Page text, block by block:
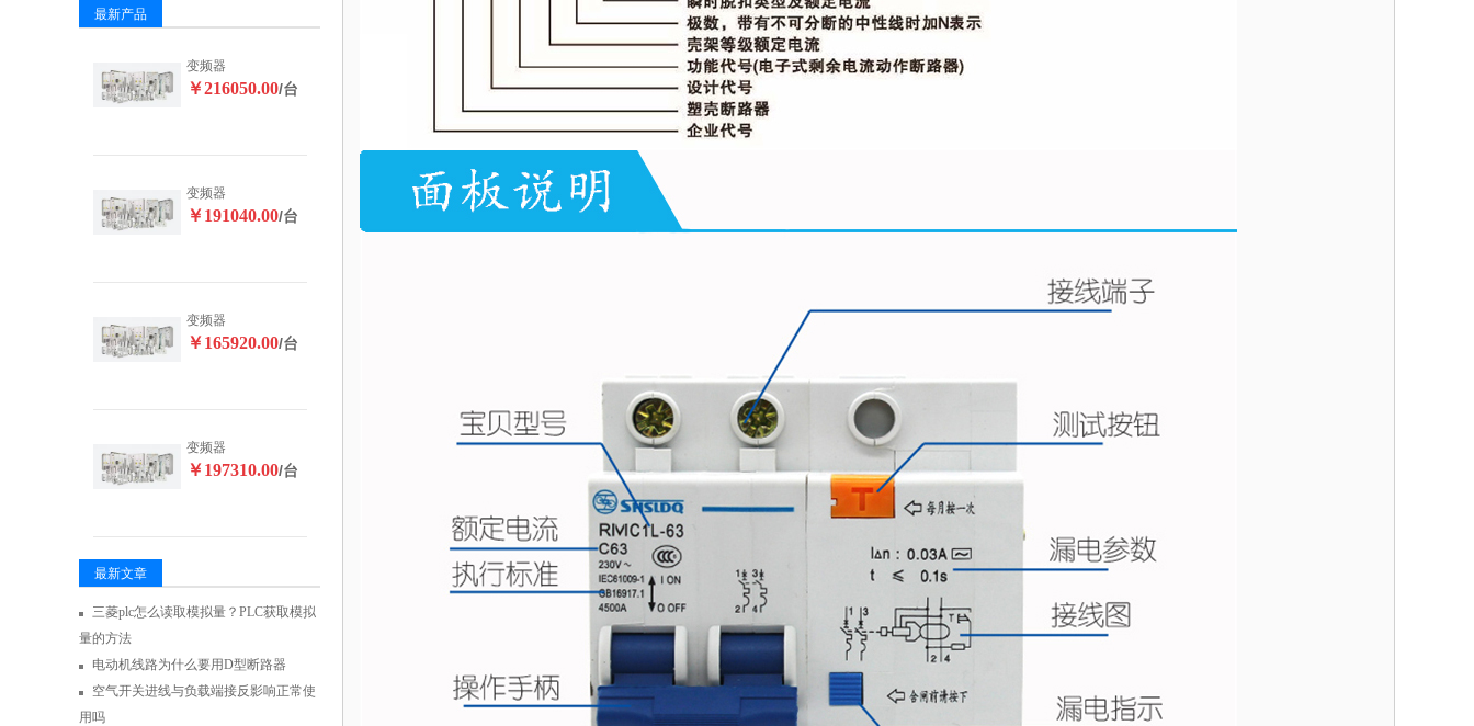
最新产品
变频器
￥216050.00/台
变频器
￥191040.00/台
变频器
￥165920.00/台
变频器
￥197310.00/台
最新文章
三菱plc怎么读取模拟量？PLC获取模拟
量的方法
电动机线路为什么要用D型断路器
空气开关进线与负载端接反影响正常使
用吗